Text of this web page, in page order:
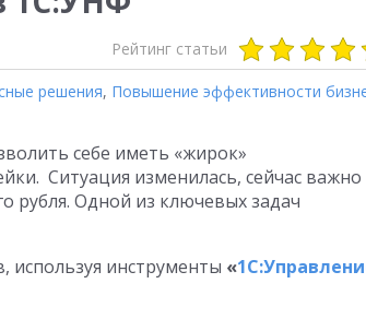
Рейтинг статьи
решения, Повышение эффективности
себе иметь «жирок»
Ситуация изменилась, сейчас важно
рубля. Одной из ключевых задач
используя инструменты «